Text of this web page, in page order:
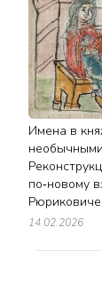
Имена в
по‑новому
14.02.2026